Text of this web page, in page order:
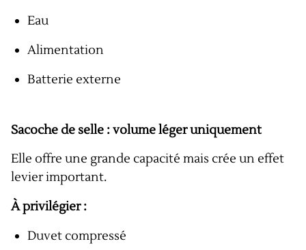
Eau
Alimentation
Batterie externe
Sacoche de selle : volume léger uniquement
Elle offre une grande capacité mais crée un effet
levier important.
À privilégier :
Duvet compressé